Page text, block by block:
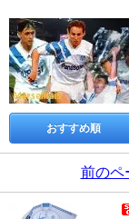
おすすめ順
前のペ